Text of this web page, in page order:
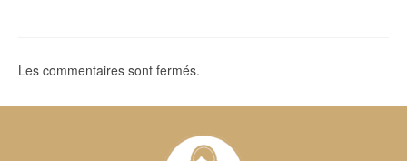
Les commentaires sont fermés.